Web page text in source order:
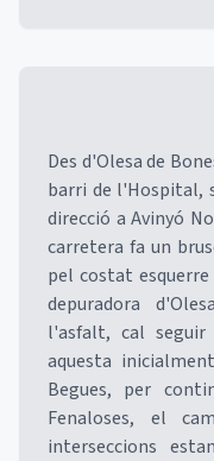
Des d'Olesa de
barri de l'Hospital,
direcció a Avinyó
carretera fa un
pel costat
depuradora
l'asfalt, cal
aquesta
Begues, per
Fenaloses, el
interseccions